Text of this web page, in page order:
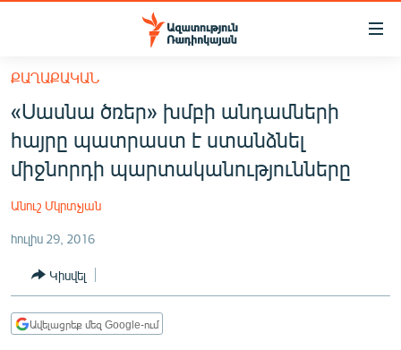
Մատչելիության
հիմնական
բովանդակությանը
Անցնել
հիմնական
մենյուին
ՔԱՂԱՔԱԿԱՆ
ՏՆՏԵՍՈՒԹՅՈՒՆ
ՂԱՐԱԲԱՂ
ՔԱՂԱՔԱԿԱՆ
«Սասնա ծռեր» խմբի անդամների
հայրը պատրաստ է ստանձնել
միջնորդի պարտականությունները
Անուշ Մկրտչյան
հուլիս 29, 2016
Կիսվել
Ավելացրեք մեզ Google-ում